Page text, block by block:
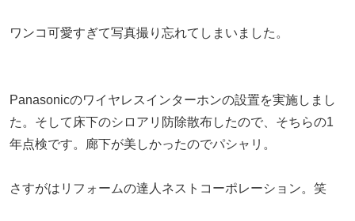
ワンコ可愛すぎて写真撮り忘れてしまいました。
Panasonicのワイヤレスインターホンの設置を実施しまし
た。そして床下のシロアリ防除散布したので、そちらの1
年点検です。廊下が美しかったのでパシャリ。
さすがはリフォームの達人ネストコーポレーション。笑